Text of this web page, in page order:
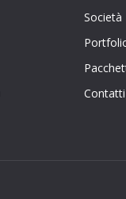
Società
Contatti